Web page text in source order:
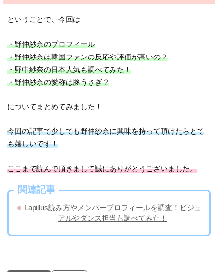
ということで、今回は
・野仲紗奈のプロフィール
・野仲紗奈は韓国ファンの反応や評価が高いの？
・野中紗奈の日本人気も調べてみた！
・野仲紗奈の愛称は豚うさぎ？
についてまとめてみました！
今回の記事で少しでも野仲紗奈に興味を持って頂けたらとて
も嬉しいです！
ここまで読んで頂きまして誠にありがとうございました。
関連記事
Lapillus読み方やメンバープロフィールを調査！ビジュ
アルやダンス担当も調べてみた！